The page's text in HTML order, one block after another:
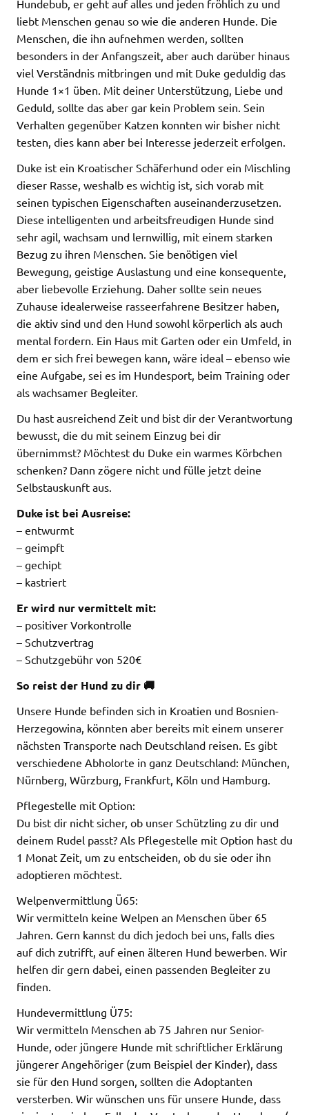
Hundebub, er geht auf alles und jeden fröhlich zu und
liebt Menschen genau so wie die anderen Hunde. Die
Menschen, die ihn aufnehmen werden, sollten
besonders in der Anfangszeit, aber auch darüber hinaus
viel Verständnis mitbringen und mit Duke geduldig das
Hunde 1×1 üben. Mit deiner Unterstützung, Liebe und
Geduld, sollte das aber gar kein Problem sein. Sein
Verhalten gegenüber Katzen konnten wir bisher nicht
testen, dies kann aber bei Interesse jederzeit erfolgen.
Duke ist ein Kroatischer Schäferhund oder ein Mischling
dieser Rasse, weshalb es wichtig ist, sich vorab mit
seinen typischen Eigenschaften auseinanderzusetzen.
Diese intelligenten und arbeitsfreudigen Hunde sind
sehr agil, wachsam und lernwillig, mit einem starken
Bezug zu ihren Menschen. Sie benötigen viel
Bewegung, geistige Auslastung und eine konsequente,
aber liebevolle Erziehung. Daher sollte sein neues
Zuhause idealerweise rasseerfahrene Besitzer haben,
die aktiv sind und den Hund sowohl körperlich als auch
mental fordern. Ein Haus mit Garten oder ein Umfeld, in
dem er sich frei bewegen kann, wäre ideal – ebenso wie
eine Aufgabe, sei es im Hundesport, beim Training oder
als wachsamer Begleiter.
Du hast ausreichend Zeit und bist dir der Verantwortung
bewusst, die du mit seinem Einzug bei dir
übernimmst? Möchtest du Duke ein warmes Körbchen
schenken? Dann zögere nicht und fülle jetzt deine
Selbstauskunft aus.
Duke ist bei Ausreise:
– entwurmt
– geimpft
– gechipt
– kastriert
Er wird nur vermittelt mit:
– positiver Vorkontrolle
– Schutzvertrag
– Schutzgebühr von 520€
So reist der Hund zu dir 🚚
Unsere Hunde befinden sich in Kroatien und Bosnien-
Herzegowina, könnten aber bereits mit einem unserer
nächsten Transporte nach Deutschland reisen. Es gibt
verschiedene Abholorte in ganz Deutschland: München,
Nürnberg, Würzburg, Frankfurt, Köln und Hamburg.
Pflegestelle mit Option:
Du bist dir nicht sicher, ob unser Schützling zu dir und
deinem Rudel passt? Als Pflegestelle mit Option hast du
1 Monat Zeit, um zu entscheiden, ob du sie oder ihn
adoptieren möchtest.
Welpenvermittlung Ü65:
Wir vermitteln keine Welpen an Menschen über 65
Jahren. Gern kannst du dich jedoch bei uns, falls dies
auf dich zutrifft, auf einen älteren Hund bewerben. Wir
helfen dir gern dabei, einen passenden Begleiter zu
finden.
Hundevermittlung Ü75:
Wir vermitteln Menschen ab 75 Jahren nur Senior-
Hunde, oder jüngere Hunde mit schriftlicher Erklärung
jüngerer Angehöriger (zum Beispiel der Kinder), dass
sie für den Hund sorgen, sollten die Adoptanten
versterben. Wir wünschen uns für unsere Hunde, dass